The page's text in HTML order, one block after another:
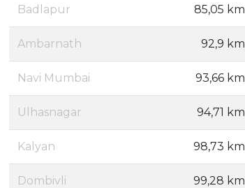
Badlapur 85,05 km
Ambarnath 92,9 km
Navi Mumbai 93,66 km
Ulhasnagar 94,71 km
Kalyan 98,73 km
Dombivli 99,28 km